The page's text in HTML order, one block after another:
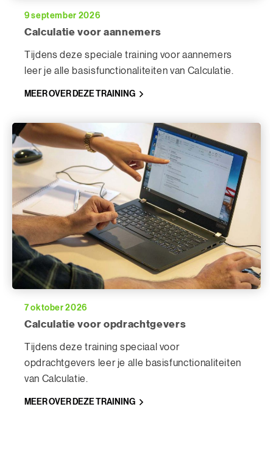
9 september 2026
Calculatie voor aannemers
Tijdens deze speciale training voor aannemers
leer je alle basisfunctionaliteiten van Calculatie.
MEER OVER DEZE TRAINING
7 oktober 2026
Calculatie voor opdrachtgevers
Tijdens deze training speciaal voor
opdrachtgevers leer je alle basisfunctionaliteiten
van Calculatie.
MEER OVER DEZE TRAINING